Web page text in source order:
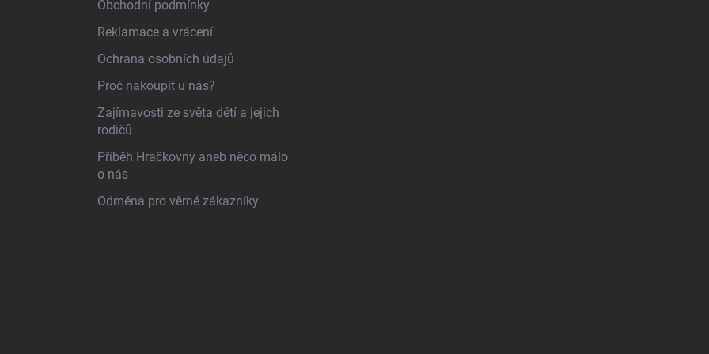
Obchodní podmínky
Reklamace a vrácení
Ochrana osobních údajů
Proč nakoupit u nás?
Zajímavosti ze světa dětí a jejich
rodičů
Příběh Hračkovny aneb něco málo
o nás
Odměna pro věrné zákazníky